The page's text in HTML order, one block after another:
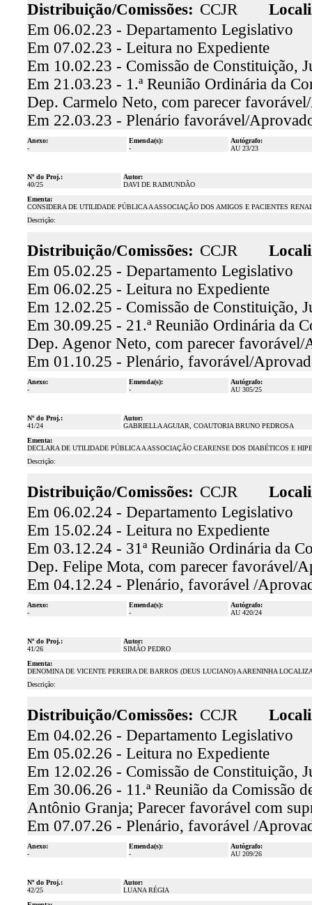
Distribuição/Comissões: CCJR
Em 06.02.23 - Departamento Legislativo
Em 07.02.23 - Leitura no Expediente
Em 10.02.23 - Comissão de Constituição,
Em 21.03.23 - 1.ª Reunião Ordinária da
Dep. Carmelo Neto, com parecer
Em 22.03.23 - Plenário favorável/
Anexo:
-
Emenda(s):
-
Autógrafo:
AU 23/23
Nº do Proj.:
40/25
Autor:
DAVI DE RAIMUNDÃO
Ementa:
CONSIDERA DE UTILIDADE PÚBLICA A ASSOCIAÇÃO DOS AMIGOS E PACIENTES
Descrição:
Distribuição/Comissões: CCJR
Em 05.02.25 - Departamento Legislativo
Em 06.02.25 - Leitura no Expediente
Em 12.02.25 - Comissão de Constituição,
Em 30.09.25 - 21.ª Reunião Ordinária da
Dep. Agenor Neto, com parecer favorável/
Em 01.10.25 - Plenário, favorável/
Anexo:
-
Emenda(s):
-
Autógrafo:
AU 305/25
Nº do Proj.:
41/24
Autor:
GABRIELLA AGUIAR, COAUTORIA BRUNO PEDROSA
Ementa:
DECLARA DE UTILIDADE PÚBLICA A ASSOCIAÇÃO CEARENSE DOS DIABÉTICOS E
Descrição:
Distribuição/Comissões: CCJR
Em 06.02.24 - Departamento Legislativo
Em 15.02.24 - Leitura no Expediente
Em 03.12.24 - 31ª Reunião Ordinária da
Dep. Felipe Mota, com parecer favorável/
Em 04.12.24 - Plenário, favorável /
Anexo:
-
Emenda(s):
-
Autógrafo:
AU 420/24
Nº do Proj.:
41/26
Autor:
SIMÃO PEDRO
Ementa:
DENOMINA DE VICENTE PEREIRA DE BARROS (DEUS LUCIANO) A ARENINHA
Descrição:
Distribuição/Comissões: CCJR
Em 04.02.26 - Departamento Legislativo
Em 05.02.26 - Leitura no Expediente
Em 12.02.26 - Comissão de Constituição,
Em 30.06.26 - 11.ª Reunião da Comissão
Antônio Granja; Parecer favorável com
Em 07.07.26 - Plenário, favorável /
Anexo:
-
Emenda(s):
-
Autógrafo:
AU 209/26
Nº do Proj.:
42/25
Autor:
LUANA RÉGIA